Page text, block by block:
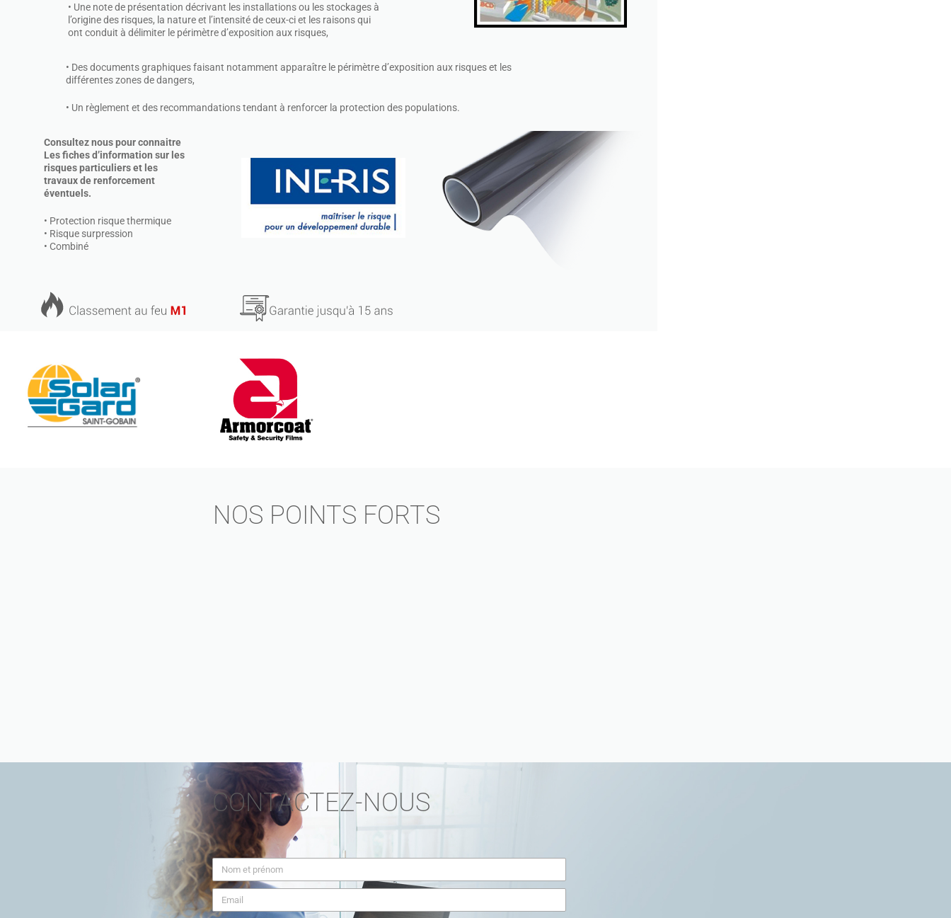
• Une note de présentation décrivant les installations ou les stockages à
l’origine des risques, la nature et l’intensité de ceux-ci et les raisons qui
ont conduit à délimiter le périmètre d’exposition aux risques,
• Des documents graphiques faisant notamment apparaître le périmètre d’exposition aux risques et les
différentes zones de dangers,
• Un règlement et des recommandations tendant à renforcer la protection des populations.
Consultez nous pour connaitre
Les fiches d’information sur les
risques particuliers et les
travaux de renforcement
éventuels.
• Protection risque thermique
• Risque surpression
• Combiné
NOS POINTS FORTS
CONTACTEZ-NOUS